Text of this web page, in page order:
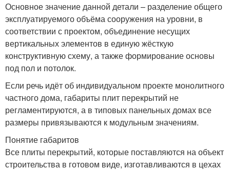
Основное значение данной детали – разделение общего
эксплуатируемого объёма сооружения на уровни, в
соответствии с проектом, объединение несущих
вертикальных элементов в единую жёсткую
конструктивную схему, а также формирование основы
под пол и потолок.
Если речь идёт об индивидуальном проекте монолитного
частного дома, габариты плит перекрытий не
регламентируются, а в типовых панельных домах все
размеры привязываются к модульным значениям.
Понятие габаритов
Все плиты перекрытий, которые поставляются на объект
строительства в готовом виде, изготавливаются в цехах